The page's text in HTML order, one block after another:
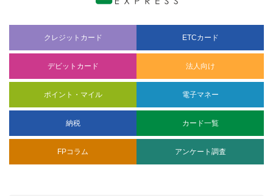
クレジットカード ETCカード
デビットカード 法人向け
ポイント・マイル 電子マネー
納税 カード一覧
FPコラム アンケート調査